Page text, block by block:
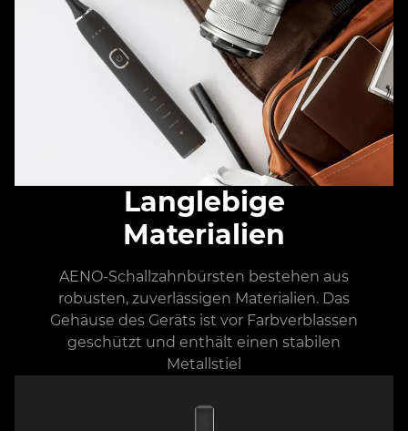
Langlebige
Materialien
AENO-Schallzahnbürsten bestehen aus
robusten, zuverlässigen Materialien. Das
Gehäuse des Geräts ist vor Farbverblassen
geschützt und enthält einen stabilen
Metallstiel